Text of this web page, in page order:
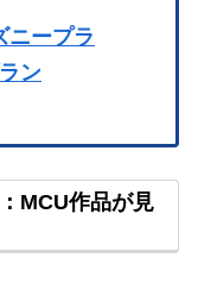
ニープラ
ン
MCU作品が見